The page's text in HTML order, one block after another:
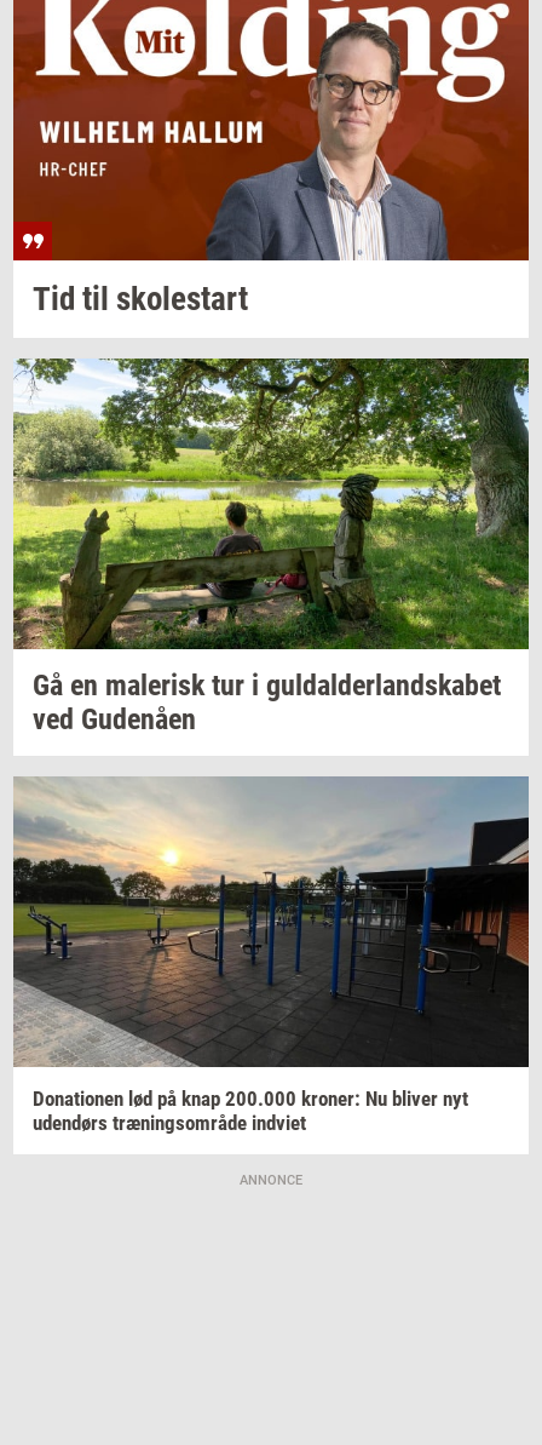
Tid til sko­lestart
Gå en ma­le­risktur i gul­dal­der­land­ska­bet
ved Gu­denå­en
Do­na­tio­nen lød på knap 200.000 kro­ner: Nu bli­ver nyt
uden­dørs træ­nings­om­rå­de ind­vi­et
ANNONCE